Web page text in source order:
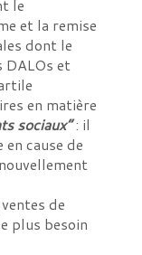
le
et la remise
dont le
et
en matière
sociaux”: il
en cause de
de
plus besoin